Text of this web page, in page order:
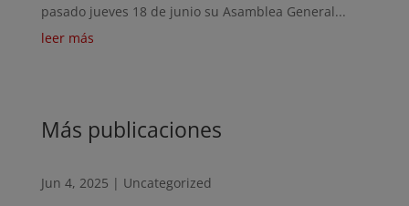
pasado jueves 18 de junio su Asamblea General...
leer más
Más publicaciones
Jun 4, 2025 | Uncategorized